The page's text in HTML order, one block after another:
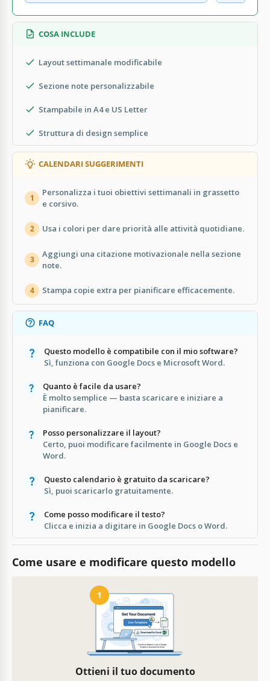
COSA INCLUDE
Layout settimanale modificabile
Sezione note personalizzabile
Stampabile in A4 e US Letter
Struttura di design semplice
CALENDARI SUGGERIMENTI
1
Personalizza i tuoi obiettivi settimanali in grassetto
e corsivo.
2 Usa i colori per dare priorità alle attività quotidiane.
3
Aggiungi una citazione motivazionale nella sezione
note.
4 Stampa copie extra per pianificare efficacemente.
FAQ
Questo modello è compatibile con il mio software?
Sì, funziona con Google Docs e Microsoft Word.
Quanto è facile da usare?
È molto semplice — basta scaricare e iniziare a
pianificare.
Posso personalizzare il layout?
Certo, puoi modificare facilmente in Google Docs e
Word.
Questo calendario è gratuito da scaricare?
Sì, puoi scaricarlo gratuitamente.
Come posso modificare il testo?
Clicca e inizia a digitare in Google Docs o Word.
Come usare e modificare questo modello
1
Ottieni il tuo documento